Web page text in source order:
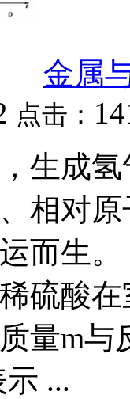
金属
点击：
生成
相对
而生
硫酸
量m
...